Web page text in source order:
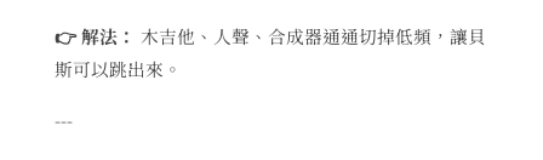
👉 解法： 木吉他、人聲、合成器通通切掉低頻，讓貝
斯可以跳出來。
---